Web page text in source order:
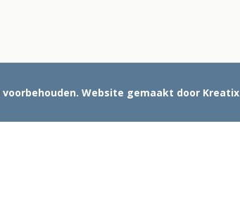
voorbehouden.Website gemaakt door Kreatix